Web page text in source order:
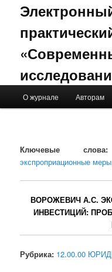
Skip to primary content
Skip to secondary
О журнале Авторам
Ключевые слова:
экспроприационные меры
ВОРОЖЕВИЧ А.С.
ИНВЕСТИЦИЙ:
Рубрика: 12.00.00